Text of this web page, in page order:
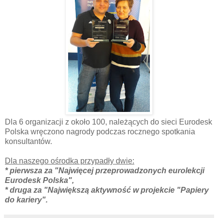
Dla 6 organizacji z około 100, należących do sieci Eurodesk
Polska wręczono nagrody podczas rocznego spotkania
konsultantów.
Dla naszego ośrodka przypadły dwie:
* pierwsza za "Najwięcej przeprowadzonych eurolekcji
Eurodesk Polska",
* druga za "Największą aktywność w projekcie "Papiery
do kariery".